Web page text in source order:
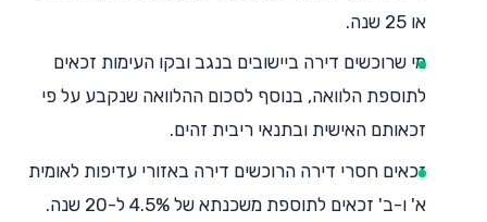
או 25 שנה.
מי שרוכשים דירה ביישובים בנגב ובקו העימות זכאים
לתוספת הלוואה, בנוסף לסכום ההלוואה שנקבע על פי
זכאותם האישית ובתנאי ריבית זהים.
זכאים חסרי דירה הרוכשים דירה באזורי עדיפות לאומית
א' ו-ב' זכאים לתוספת משכנתא של 4.5% ל-20 שנה.